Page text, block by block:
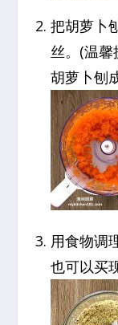
把胡萝卜
丝。(温
胡萝卜刨
用食物调
也可以买